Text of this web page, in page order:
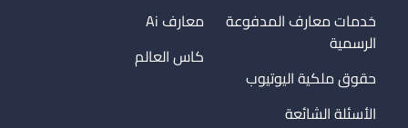
خدمات معارف المدفوعة
الرسمية
حقوق ملكية اليوتيوب
الأسئلة الشائعة
معارف Ai
كاس العالم